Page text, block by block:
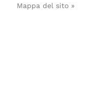
Mappa del sito »